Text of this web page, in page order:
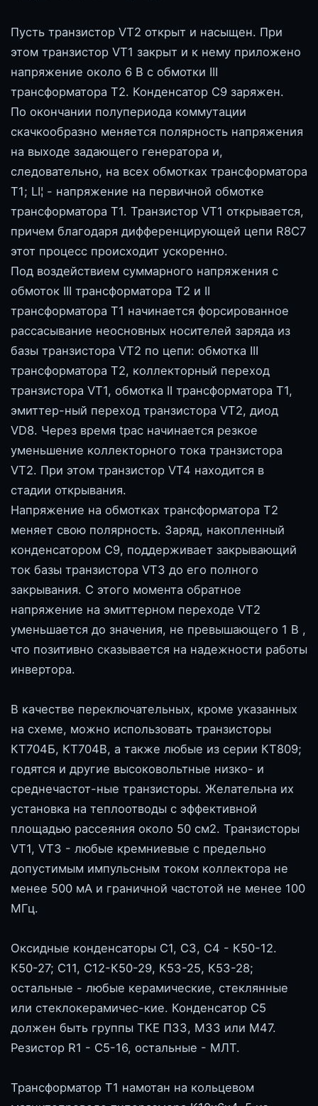
Пусть транзистор VT2 открыт и насыщен. При
этом транзистор VT1 закрыт и к нему приложено
напряжение около 6 В с обмотки III
трансформатора Т2. Конденсатор С9 заряжен.
По окончании полупериода коммутации
скачкообразно меняется полярность напряжения
на выходе задающего генератора и,
следовательно, на всех обмотках трансформатора
Т1; LI¦ - напряжение на первичной обмотке
трансформатора Т1. Транзистор VT1 открывается,
причем благодаря дифференцирующей цепи R8C7
этот процесс происходит ускоренно.
Под воздействием суммарного напряжения с
обмоток III трансформатора Т2 и II
трансформатора Т1 начинается форсированное
рассасывание неосновных носителей заряда из
базы транзистора VT2 по цепи: обмотка III
трансформатора Т2, коллекторный переход
транзистора VT1, обмотка II трансформатора Т1,
эмиттер-ный переход транзистора VT2, диод
VD8. Через время tpac начинается резкое
уменьшение коллекторного тока транзистора
VT2. При этом транзистор VT4 находится в
стадии открывания.
Напряжение на обмотках трансформатора Т2
меняет свою полярность. Заряд, накопленный
конденсатором С9, поддерживает закрывающий
ток базы транзистора VT3 до его полного
закрывания. С этого момента обратное
напряжение на эмиттерном переходе VT2
уменьшается до значения, не превышающего 1 В ,
что позитивно сказывается на надежности работы
инвертора.
В качестве переключательных, кроме указанных
на схеме, можно использовать транзисторы
КТ704Б, КТ704В, а также любые из серии КТ809;
годятся и другие высоковольтные низко- и
среднечастот-ные транзисторы. Желательна их
установка на теплоотводы с эффективной
площадью рассеяния около 50 см2. Транзисторы
VT1, VT3 - любые кремниевые с предельно
допустимым импульсным током коллектора не
менее 500 мА и граничной частотой не менее 100
МГц.
Оксидные конденсаторы С1, СЗ, С4 - К50-12.
К50-27; С11, С12-К50-29, К53-25, К53-28;
остальные - любые керамические, стеклянные
или стеклокерамичес-кие. Конденсатор С5
должен быть группы ТКЕ ПЗЗ, МЗЗ или М47.
Резистор R1 - С5-16, остальные - МЛТ.
Трансформатор Т1 намотан на кольцевом